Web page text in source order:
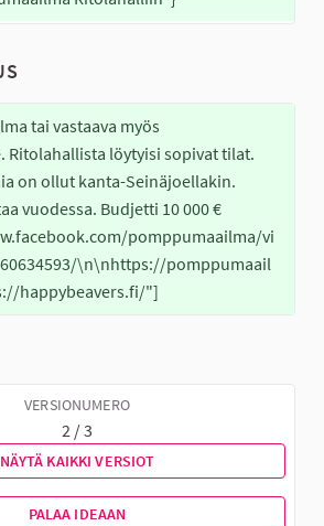
tai vastaava myös
Ritolahallista löytyisi sopivat tilat.
on ollut kanta-Seinäjoellakin.
vuodessa. Budjetti 10 000 €
pomppumaailma/vi
\n\nhttps://pomppumaail
happybeavers.fi/"]
VERSIONUMERO
2 / 3
NÄYTÄ KAIKKI VERSIOT
PALAA IDEAAN